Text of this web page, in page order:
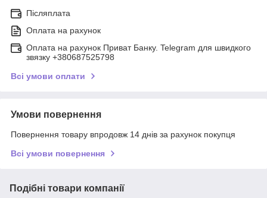
Післяплата
Оплата на рахунок
Оплата на рахунок Приват Банку. Telegram для швидкого
звязку +380687525798
Всі умови оплати
Умови повернення
Повернення товару впродовж 14 днів за рахунок покупця
Всі умови повернення
Подібні товари компанії